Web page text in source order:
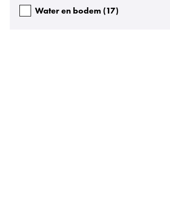
Water en bodem (17)